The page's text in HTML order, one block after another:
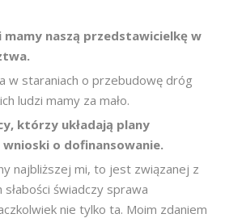
mamy naszą przedstawicielkę w
w staraniach o przebudowę dróg
ludzi mamy za mało.
którzy układają plany
o dofinansowanie.
najbliższej mi, to jest związanej z
świadczy sprawa
nie tylko ta. Moim zdaniem